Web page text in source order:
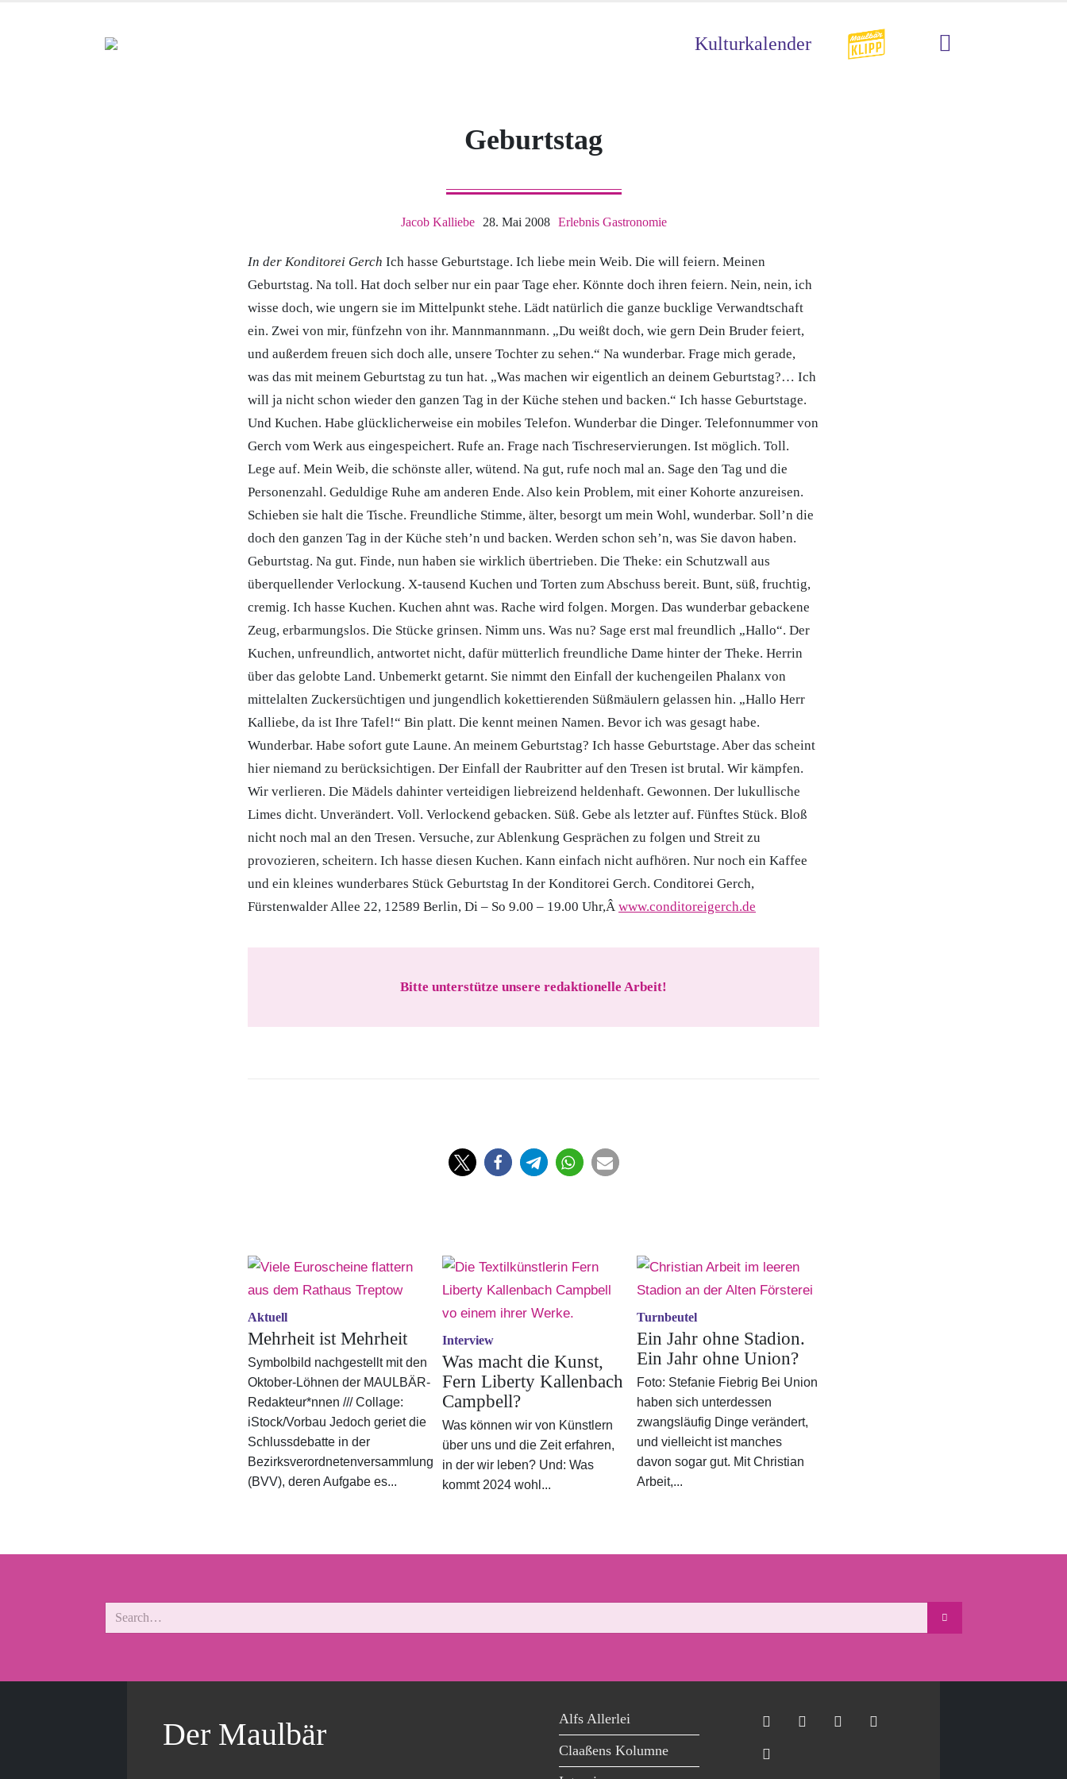
Kulturkalender
Geburtstag
Jacob Kalliebe 28. Mai 2008 Erlebnis Gastronomie
In der Konditorei Gerch Ich hasse Geburtstage. Ich liebe mein Weib. Die will feiern. Meinen
Geburtstag. Na toll. Hat doch selber nur ein paar Tage eher. Könnte doch ihren feiern. Nein, nein, ich
wisse doch, wie ungern sie im Mittelpunkt stehe. Lädt natürlich die ganze bucklige Verwandtschaft
ein. Zwei von mir, fünfzehn von ihr. Mannmannmann. „Du weißt doch, wie gern Dein Bruder feiert,
und außerdem freuen sich doch alle, unsere Tochter zu sehen.“ Na wunderbar. Frage mich gerade,
was das mit meinem Geburtstag zu tun hat. „Was machen wir eigentlich an deinem Geburtstag?… Ich
will ja nicht schon wieder den ganzen Tag in der Küche stehen und backen.“ Ich hasse Geburtstage.
Und Kuchen. Habe glücklicherweise ein mobiles Telefon. Wunderbar die Dinger. Telefonnummer von
Gerch vom Werk aus eingespeichert. Rufe an. Frage nach Tischreservierungen. Ist möglich. Toll.
Lege auf. Mein Weib, die schönste aller, wütend. Na gut, rufe noch mal an. Sage den Tag und die
Personenzahl. Geduldige Ruhe am anderen Ende. Also kein Problem, mit einer Kohorte anzureisen.
Schieben sie halt die Tische. Freundliche Stimme, älter, besorgt um mein Wohl, wunderbar. Soll’n die
doch den ganzen Tag in der Küche steh’n und backen. Werden schon seh’n, was Sie davon haben.
Geburtstag. Na gut. Finde, nun haben sie wirklich übertrieben. Die Theke: ein Schutzwall aus
überquellender Verlockung. X-tausend Kuchen und Torten zum Abschuss bereit. Bunt, süß, fruchtig,
cremig. Ich hasse Kuchen. Kuchen ahnt was. Rache wird folgen. Morgen. Das wunderbar gebackene
Zeug, erbarmungslos. Die Stücke grinsen. Nimm uns. Was nu? Sage erst mal freundlich „Hallo“. Der
Kuchen, unfreundlich, antwortet nicht, dafür mütterlich freundliche Dame hinter der Theke. Herrin
über das gelobte Land. Unbemerkt getarnt. Sie nimmt den Einfall der kuchengeilen Phalanx von
mittelalten Zuckersüchtigen und jungendlich kokettierenden Süßmäulern gelassen hin. „Hallo Herr
Kalliebe, da ist Ihre Tafel!“ Bin platt. Die kennt meinen Namen. Bevor ich was gesagt habe.
Wunderbar. Habe sofort gute Laune. An meinem Geburtstag? Ich hasse Geburtstage. Aber das scheint
hier niemand zu berücksichtigen. Der Einfall der Raubritter auf den Tresen ist brutal. Wir kämpfen.
Wir verlieren. Die Mädels dahinter verteidigen liebreizend heldenhaft. Gewonnen. Der lukullische
Limes dicht. Unverändert. Voll. Verlockend gebacken. Süß. Gebe als letzter auf. Fünftes Stück. Bloß
nicht noch mal an den Tresen. Versuche, zur Ablenkung Gesprächen zu folgen und Streit zu
provozieren, scheitern. Ich hasse diesen Kuchen. Kann einfach nicht aufhören. Nur noch ein Kaffee
und ein kleines wunderbares Stück Geburtstag In der Konditorei Gerch. Conditorei Gerch,
Fürstenwalder Allee 22, 12589 Berlin, Di – So 9.00 – 19.00 Uhr,Â www.conditoreigerch.de
Bitte unterstütze unsere redaktionelle Arbeit!
Aktuell
Mehrheit ist Mehrheit
Symbolbild nachgestellt mit den
Oktober-Löhnen der MAULBÄR-
Redakteur*nnen /// Collage:
iStock/Vorbau Jedoch geriet die
Schlussdebatte in der
Bezirksverordnetenversammlung
(BVV), deren Aufgabe es...
Interview
Was macht die Kunst,
Fern Liberty Kallenbach
Campbell?
Was können wir von Künstlern
über uns und die Zeit erfahren,
in der wir leben? Und: Was
kommt 2024 wohl...
Turnbeutel
Ein Jahr ohne Stadion.
Ein Jahr ohne Union?
Foto: Stefanie Fiebrig Bei Union
haben sich unterdessen
zwangsläufig Dinge verändert,
und vielleicht ist manches
davon sogar gut. Mit Christian
Arbeit,...
Der Maulbär
Alfs Allerlei
Claaßens Kolumne